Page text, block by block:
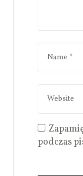
podczas